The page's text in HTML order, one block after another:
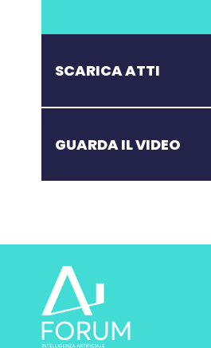
SCARICA ATTI
GUARDA IL VIDEO